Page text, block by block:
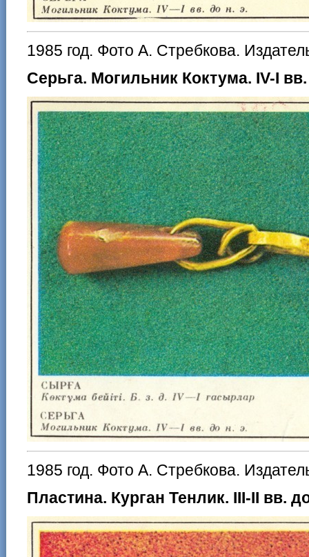
1985 год. Фото А. Стребкова.
Серьга. Могильник Коктума. IV-I
1985 год. Фото А. Стребкова.
Пластина. Курган Тенлик. III-II вв.